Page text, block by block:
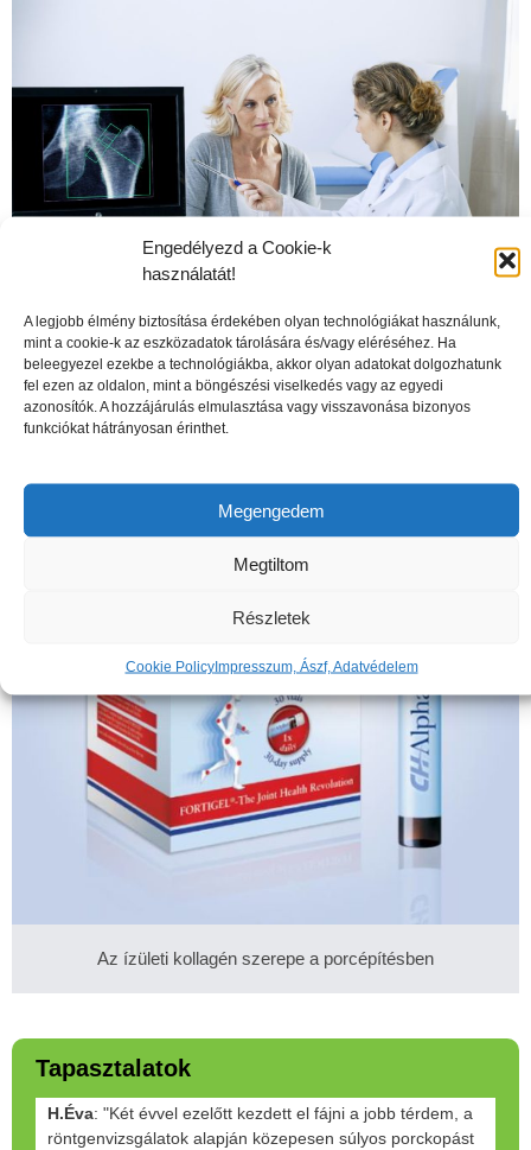
Engedélyezd a Cookie-k
használatát!
A legjobb élmény biztosítása érdekében olyan technológiákat használunk,
mint a cookie-k az eszközadatok tárolására és/vagy eléréséhez. Ha
beleegyezel ezekbe a technológiákba, akkor olyan adatokat dolgozhatunk
fel ezen az oldalon, mint a böngészési viselkedés vagy az egyedi
azonosítók. A hozzájárulás elmulasztása vagy visszavonása bizonyos
funkciókat hátrányosan érinthet.
Megengedem
Megtiltom
Részletek
Cookie PolicyImpresszum, Ászf, Adatvédelem
A csontritkulás veszélyei
Az ízületi kollagén szerepe a porcépítésben
Tapasztalatok
H.Éva: "Két évvel ezelőtt kezdett el fájni a jobb térdem, a
röntgenvizsgálatok alapján közepesen súlyos porckopást